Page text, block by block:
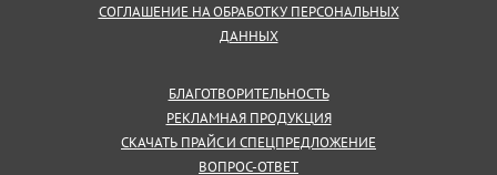
СОГЛАШЕНИЕ НА ОБРАБОТКУ ПЕРСОНАЛЬНЫХ
ДАННЫХ
БЛАГОТВОРИТЕЛЬНОСТЬ
РЕКЛАМНАЯ ПРОДУКЦИЯ
СКАЧАТЬ ПРАЙС И СПЕЦПРЕДЛОЖЕНИЕ
ВОПРОС-ОТВЕТ